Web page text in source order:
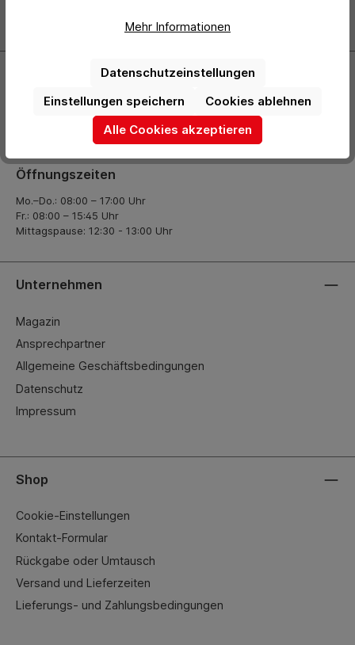
Zur Newsletter Anmeldung
+49 (0) 2261-7099 14
info@hermann-direkt.de
Öffnungszeiten
Mo.–Do.: 08:00 – 17:00 Uhr
Fr.: 08:00 – 15:45 Uhr
Mittagspause: 12:30 - 13:00 Uhr
Unternehmen
Magazin
Ansprechpartner
Allgemeine Geschäftsbedingungen
Datenschutz
Impressum
Shop
Cookie-Einstellungen
Kontakt-Formular
Rückgabe oder Umtausch
Versand und Lieferzeiten
Lieferungs- und Zahlungsbedingungen
Mehr Informationen
Datenschutzeinstellungen
Cookies ablehnen
Einstellungen speichern
Alle Cookies akzeptieren